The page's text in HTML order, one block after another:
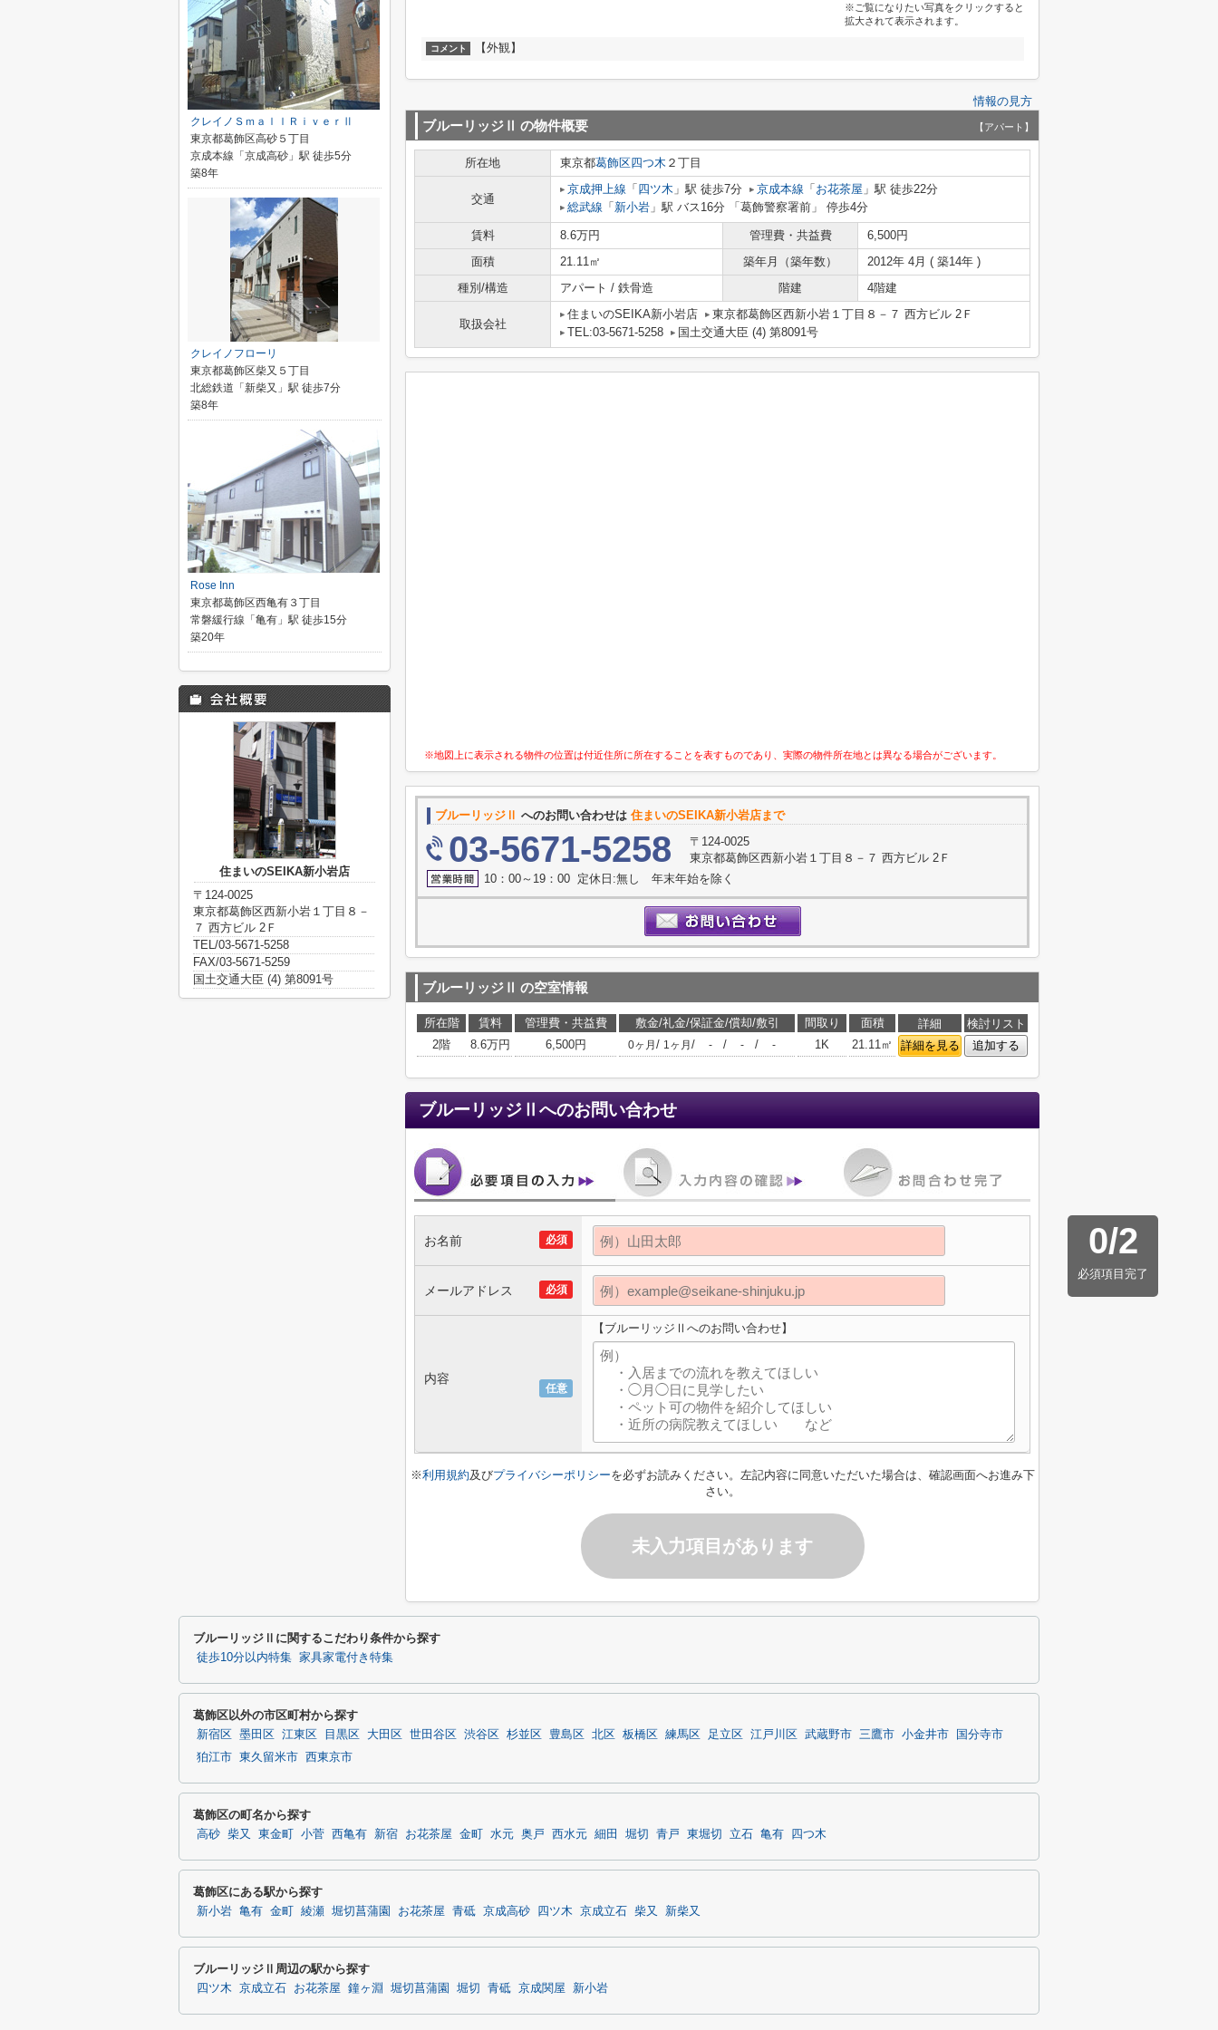
※ご覧になりたい写真をクリックすると
拡大されて表示されます。
コメント 【外観】
情報の見方
ブルーリッジⅡ の物件概要 【アパート】
所在地 東京都葛飾区四つ木 ２丁目
交通
京成押上線 「 四ツ木 」駅 徒歩7分 京成本線 「 お花茶屋 」駅 徒歩22分
総武線 「 新小岩 」駅 バス16分 「葛飾警察署前」 停歩4分
賃料 8.6万円 管理費・共益費
6,500円
面積
21.11㎡ 築年月（築年数）
2012年 4月 ( 築14年 )
種別/構造
アパート / 鉄骨造 階建 4階建
取扱会社
住まいのSEIKA新小岩店
東京都葛飾区西新小岩１丁目８－７ 西方ビル 2Ｆ
TEL:03-5671-5258
国土交通大臣 (4) 第8091号
※地図上に表示される物件の位置は付近住所に所在することを表すものであり、実際の物件所在地とは異なる場合がございます。
ブルーリッジⅡ へのお問い合わせは 住まいのSEIKA新小岩店まで
03-5671-5258
〒124-0025
東京都葛飾区西新小岩１丁目８－７ 西方ビル 2Ｆ
10：00～19：00 定休日:無し 年末年始を除く
ブルーリッジⅡ の空室情報
所在階 賃料 管理費・共益費 敷金/礼金/保証金/償却/敷引 間取り 面積 詳細
検討リスト
2階
8.6万円 6,500円 0ヶ月 / 1ヶ月 / - / - / - 1K 21.11㎡ 詳細を見る 追加する
ブルーリッジⅡ へのお問い合わせ
0/2
必須項目完了
必須
お名前
必須
メールアドレス
任意
内容
【ブルーリッジⅡへのお問い合わせ】
※利用規約及びプライバシーポリシーを必ずお読みください。左記内容に同意いただいた場合は、確認画面へお進み下
さい。
未入力項目があります
クレイノＳｍａｌｌＲｉｖｅｒⅡ
東京都葛飾区高砂５丁目
京成本線「京成高砂」駅 徒歩5分
築8年
クレイノフローリ
東京都葛飾区柴又５丁目
北総鉄道「新柴又」駅 徒歩7分
築8年
Rose Inn
東京都葛飾区西亀有３丁目
常磐緩行線「亀有」駅 徒歩15分
築20年
住まいのSEIKA新小岩店
〒124-0025
東京都葛飾区西新小岩１丁目８－
７ 西方ビル 2Ｆ
TEL/03-5671-5258
FAX/03-5671-5259
国土交通大臣 (4) 第8091号
ブルーリッジⅡに関するこだわり条件から探す
徒歩10分以内特集 家具家電付き特集
葛飾区以外の市区町村から探す
新宿区 墨田区 江東区 目黒区 大田区 世田谷区 渋谷区 杉並区 豊島区 北区 板橋区 練馬区 足立区 江戸川区 武蔵野市 三鷹市 小金井市
国分寺市
狛江市 東久留米市 西東京市
葛飾区の町名から探す
高砂 柴又 東金町 小菅 西亀有 新宿 お花茶屋 金町 水元 奥戸 西水元 細田 堀切 青戸 東堀切 立石 亀有 四つ木
葛飾区にある駅から探す
新小岩 亀有 金町 綾瀬 堀切菖蒲園 お花茶屋 青砥 京成高砂 四ツ木 京成立石 柴又 新柴又
ブルーリッジⅡ周辺の駅から探す
四ツ木 京成立石 お花茶屋 鐘ヶ淵 堀切菖蒲園 堀切 青砥 京成関屋 新小岩